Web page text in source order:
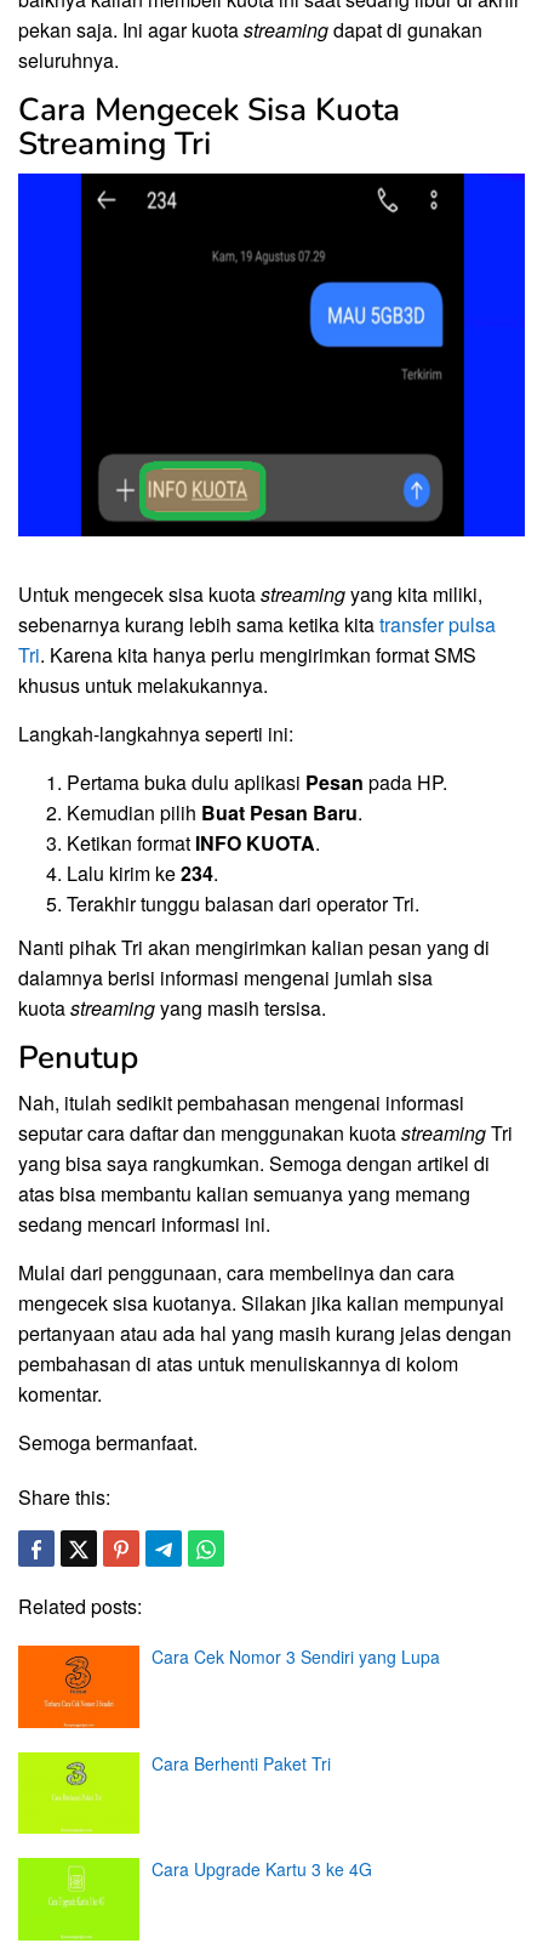
pekan saja. Ini agar kuotastreamingdapat di gunakan
seluruhnya.
Cara Mengecek Sisa Kuota
Streaming Tri
Untuk mengecek sisa kuotastreamingyang kita miliki,
sebenarnya kurang lebih sama ketika kitatransfer pulsa
Tri. Karena kita hanya perlu mengirimkan format SMS
khusus untuk melakukannya.
Langkah-langkahnya seperti ini:
Pertama buka dulu aplikasi Pesan pada HP.
Kemudian pilih Buat Pesan Baru.
Ketikan format INFO KUOTA.
Lalu kirim ke234.
Terakhir tunggu balasan dari operator Tri.
Nanti pihak Tri akan mengirimkan kalian pesan yang di
dalamnya berisi informasi mengenai jumlah sisa
kuotastreamingyang masih tersisa.
Penutup
Nah, itulah sedikit pembahasan mengenai informasi
seputar cara daftar dan menggunakan kuotastreamingTri
yang bisa saya rangkumkan. Semoga dengan artikel di
atas bisa membantu kalian semuanya yang memang
sedang mencari informasi ini.
Mulai dari penggunaan, cara membelinya dan cara
mengecek sisa kuotanya. Silakan jika kalian mempunyai
pertanyaan atau ada hal yang masih kurang jelas dengan
pembahasan di atas untuk menuliskannya di kolom
komentar.
Semoga bermanfaat.
Share this:
Related posts:
Cara Cek Nomor 3 Sendiri yang Lupa
Cara Berhenti Paket Tri
Cara Upgrade Kartu 3 ke 4G